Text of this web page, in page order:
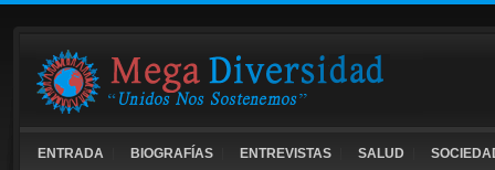
ENTRADA BIOGRAFÍAS ENTREVISTAS SALUD